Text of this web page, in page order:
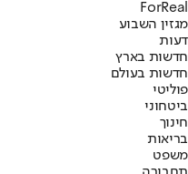
ForReal
מגזין השבוע
דעות
חדשות בארץ
חדשות בעולם
פוליטי
ביטחוני
חינוך
בריאות
משפט